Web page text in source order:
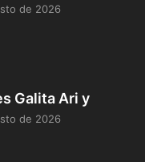
de 2026
Galita Ari y
de 2026